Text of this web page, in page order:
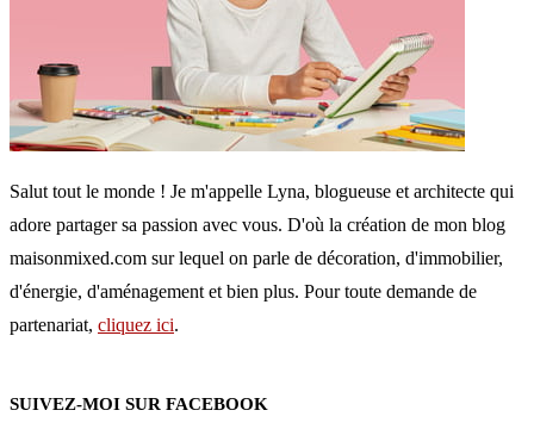
Salut tout le monde ! Je m'appelle Lyna, blogueuse et architecte qui
adore partager sa passion avec vous. D'où la création de mon blog
maisonmixed.com sur lequel on parle de décoration, d'immobilier,
d'énergie, d'aménagement et bien plus. Pour toute demande de
partenariat, cliquez ici.
SUIVEZ-MOI SUR FACEBOOK